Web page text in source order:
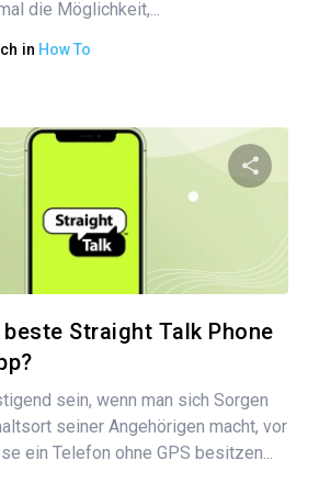
die Möglichkeit,...
in How To
Straight Talk Phone
sein, wenn man sich Sorgen
seiner Angehörigen macht, vor
ein Telefon ohne GPS besitzen...